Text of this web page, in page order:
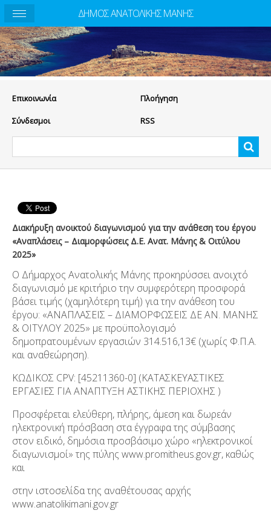
Eπικοινωνία Πλοήγηση
Σύνδεσμοι RSS
Διακήρυξη ανοικτού διαγωνισμού για την ανάθεση του έργου
«Αναπλάσεις – Διαμορφώσεις Δ.Ε. Ανατ. Μάνης & Οιτύλου
2025»
Ο Δήμαρχος Ανατολικής Μάνης προκηρύσσει ανοιχτό
διαγωνισμό με κριτήριο την συμφερότερη προσφορά
βάσει τιμής (χαμηλότερη τιμή) για την ανάθεση του
έργου: «ΑΝΑΠΛΑΣΕΙΣ – ΔΙΑΜΟΡΦΩΣΕΙΣ ΔΕ ΑΝ. ΜΑΝΗΣ
& ΟΙΤΥΛΟΥ 2025» με προϋπολογισμό
δημοπρατουμένων εργασιών 314.516,13€ (χωρίς Φ.Π.Α.
και αναθεώρηση).
ΚΩΔΙΚΟΣ CPV: [45211360-0] (ΚΑΤΑΣΚΕΥΑΣΤΙΚΕΣ
ΕΡΓΑΣΙΕΣ ΓΙΑ ΑΝΑΠΤΥΞΗ ΑΣΤΙΚΗΣ ΠΕΡΙΟΧΗΣ )
Προσφέρεται ελεύθερη, πλήρης, άμεση και δωρεάν
ηλεκτρονική πρόσβαση στα έγγραφα της σύμβασης
στον ειδικό, δημόσια προσβάσιμο χώρο «ηλεκτρονικοί
διαγωνισμοί» της πύλης www.promitheus.gov.gr, καθώς
και
στην ιστοσελίδα της αναθέτουσας αρχής
www.anatolikimani.gov.gr
ΔΗΜΟΣ ΑΝΑΤΟΛΙΚΗΣ ΜΑΝΗΣ